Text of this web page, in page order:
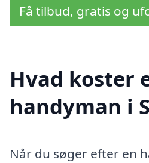
Få tilbud, gratis og
Hvad koster
handyman i
Når du søger efter en